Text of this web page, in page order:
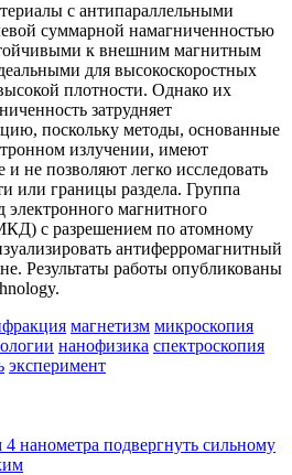
с антипараллельными
суммарной намагниченностью
к внешним магнитным
для высокоскоростных
плотности. Однако их
затрудняет
поскольку методы, основанные
излучении, имеют
не позволяют легко исследовать
или границы раздела. Группа
электронного магнитного
с разрешением по атомному
антиферромагнитный
Результаты работы опубликованы
магнетизм микроскопия
нанофизика спектроскопия
эксперимент
нанометра подвергнуть сильному